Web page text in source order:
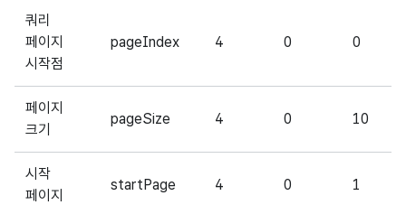
쿼리
페이지
시작점
pageIndex 4 0 0
페이지
크기
pageSize 4 0 10
시작
페이지
startPage 4 0 1